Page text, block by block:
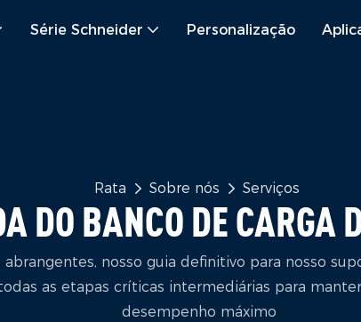
Série Schneider Personalização
Rata Sobre nós Serviços
DO BANCO DE CARGA
abrangentes, nosso guia definitivo para nosso
as etapas críticas intermediárias para
desempenho máximo